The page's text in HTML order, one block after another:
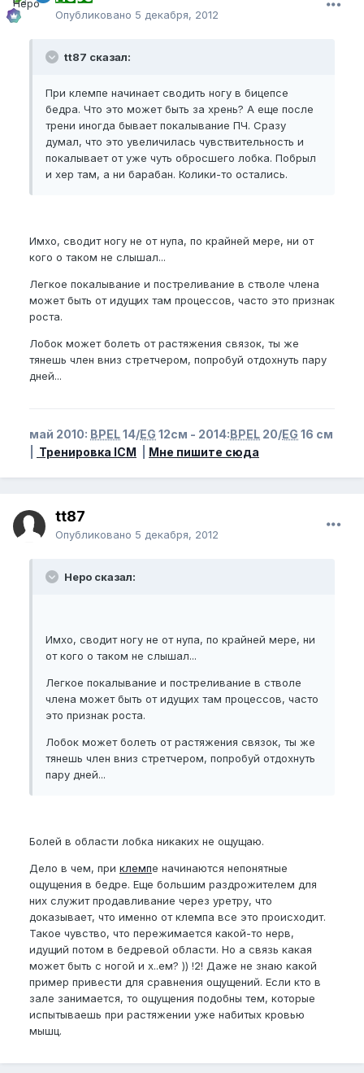
Опубликовано 5 декабря, 2012
tt87 сказал:
При клемпе начинает сводить ногу в бицепсе
бедра. Что это может быть за хрень? А еще после
трени иногда бывает покалывание ПЧ. Сразу
думал, что это увеличилась чувствительность и
покалывает от уже чуть обросшего лобка. Побрыл
и хер там, а ни барабан. Колики-то остались.
Имхо, сводит ногу не от нупа, по крайней мере, ни от
кого о таком не слышал...
Легкое покалывание и постреливание в стволе члена
может быть от идущих там процессов, часто это признак
роста.
Лобок может болеть от растяжения связок, ты же
тянешь член вниз стретчером, попробуй отдохнуть пару
дней...
май 2010: BPEL14/EG 12см - 2014:BPEL 20/EG 16 см
Тренировка ICM Мне пишите сюда
tt87
Опубликовано 5 декабря, 2012
Неро сказал:
Имхо, сводит ногу не от нупа, по крайней мере, ни
от кого о таком не слышал...
Легкое покалывание и постреливание в стволе
члена может быть от идущих там процессов, часто
это признак роста.
Лобок может болеть от растяжения связок, ты же
тянешь член вниз стретчером, попробуй отдохнуть
пару дней...
Болей в области лобка никаких не ощущаю.
Дело в чем, при клемпе начинаются непонятные
ощущения в бедре. Еще большим раздрожителем для
них служит продавливание через уретру, что
доказывает, что именно от клемпа все это происходит.
Такое чувство, что пережимается какой-то нерв,
идущий потом в бедревой области. Но а связь какая
может быть с ногой и х..ем? )) !2! Даже не знаю какой
пример привести для сравнения ощущений. Если кто в
зале занимается, то ощущения подобны тем, которые
испытываешь при растяжении уже набитых кровью
мышц.